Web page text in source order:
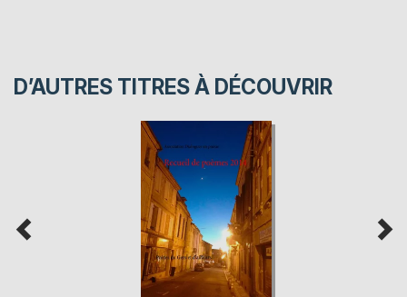
D’AUTRES TITRES À DÉCOUVRIR